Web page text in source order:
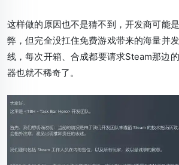
这样做的原因也不是猜不到，开发商可能
弊，但完全没扛住免费游戏带来的海量并
线，每次开箱、合成都要请求Steam那边
器也就不稀奇了。